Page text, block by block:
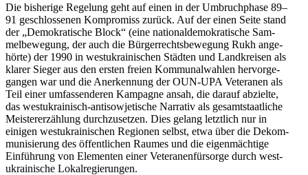
Die bis­he­rige Rege­lung geht auf einen in der Umbruch­phase 89–
91 geschlos­se­nen Kom­pro­miss zurück. Auf der einen Seite stand
der „Demo­kra­ti­sche Block“ (eine natio­nal­de­mo­kra­ti­sche Sam­
mel­be­we­gung, der auch die Bür­ger­rechts­be­we­gung Rukh ange­
hörte) der 1990 in west­ukrai­ni­schen Städten und Land­krei­sen als
klarer Sieger aus den ersten freien Kom­mu­nal­wah­len her­vor­ge­
gan­gen war und die Aner­ken­nung der OUN-UPA Vete­ra­nen als
Teil einer umfas­sen­de­ren Kam­pa­gne ansah, die darauf abzielte,
das west­ukrai­nisch-anti­so­wje­ti­sche Nar­ra­tiv als gesamt­staat­li­che
Meis­ter­er­zäh­lung durch­zu­set­zen. Dies gelang letzt­lich nur in
einigen west­ukrai­ni­schen Regio­nen selbst, etwa über die Dekom­
mu­ni­sie­rung des öffent­li­chen Raumes und die eigen­mäch­tige
Ein­füh­rung von Ele­men­ten einer Vete­ra­nen­für­sorge durch west­
ukrai­ni­sche Lokalregierungen.